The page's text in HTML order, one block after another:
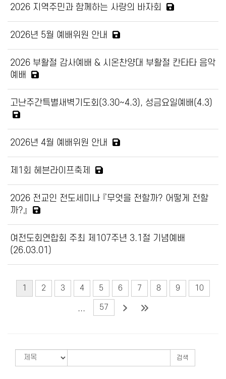
2026 지역주민과 함께하는 사랑의 바자회
2026년 5월 예배위원 안내
2026 부활절 감사예배 & 시온찬양대 부활절 칸타타 음악
예배
고난주간특별새벽기도회(3.30~4.3), 성금요일예배(4.3)
2026년 4월 예배위원 안내
제1회 헤븐라이프축제
2026 전교인 전도세미나 『무엇을 전할까? 어떻게 전할
까?』
여전도회연합회 주최 제107주년 3.1절 기념예배
(26.03.01)
1 2 3 4 5 6 7 8 9 10
... 57
검색